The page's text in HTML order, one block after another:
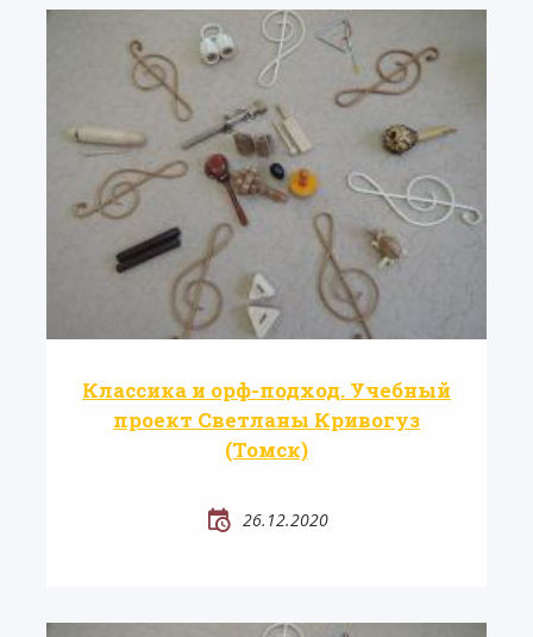
Классика и орф-подход. Учебный
проект Светланы Кривогуз
(Томск)
26.12.2020